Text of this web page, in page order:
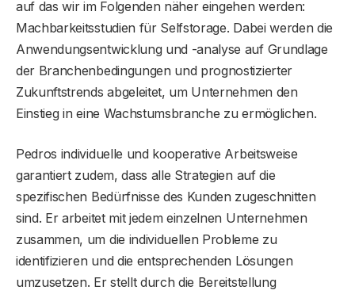
auf das wir im Folgenden näher eingehen werden:
Machbarkeitsstudien für Selfstorage. Dabei werden die
Anwendungsentwicklung und -analyse auf Grundlage
der Branchenbedingungen und prognostizierter
Zukunftstrends abgeleitet, um Unternehmen den
Einstieg in eine Wachstumsbranche zu ermöglichen.
Pedros individuelle und kooperative Arbeitsweise
garantiert zudem, dass alle Strategien auf die
spezifischen Bedürfnisse des Kunden zugeschnitten
sind. Er arbeitet mit jedem einzelnen Unternehmen
zusammen, um die individuellen Probleme zu
identifizieren und die entsprechenden Lösungen
umzusetzen. Er stellt durch die Bereitstellung